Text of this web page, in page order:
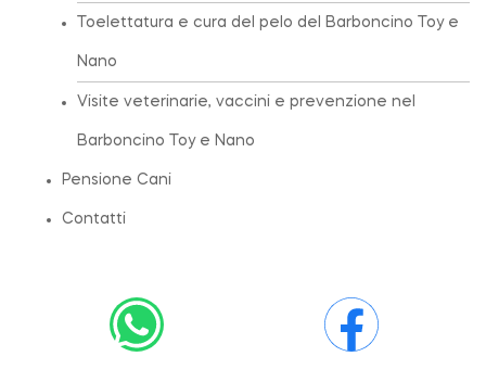
Toelettatura e cura del pelo del Barboncino Toy e
Nano
Visite veterinarie, vaccini e prevenzione nel
Barboncino Toy e Nano
Pensione Cani
Contatti